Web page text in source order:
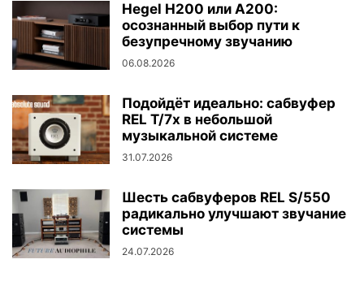
Hegel H200 или A200:
осознанный выбор пути к
безупречному звучанию
06.08.2026
Подойдёт идеально: сабвуфер
REL T/7x в небольшой
музыкальной системе
31.07.2026
Шесть сабвуферов REL S/550
радикально улучшают звучание
системы
24.07.2026